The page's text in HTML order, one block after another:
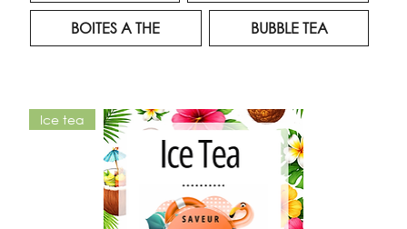
BOITES A THE BUBBLE TEA
Ice tea